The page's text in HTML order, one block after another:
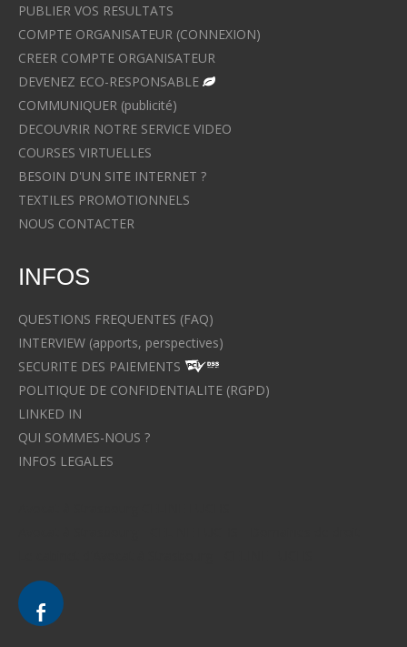
PUBLIER VOS RESULTATS
COMPTE ORGANISATEUR (CONNEXION)
CREER COMPTE ORGANISATEUR
DEVENEZ ECO-RESPONSABLE
COMMUNIQUER (publicité)
DECOUVRIR NOTRE SERVICE VIDEO
COURSES VIRTUELLES
BESOIN D'UN SITE INTERNET ?
TEXTILES PROMOTIONNELS
NOUS CONTACTER
INFOS
QUESTIONS FREQUENTES (FAQ)
INTERVIEW (apports, perspectives)
SECURITE DES PAIEMENTS
POLITIQUE DE CONFIDENTIALITE (RGPD)
LINKED IN
QUI SOMMES-NOUS ?
INFOS LEGALES